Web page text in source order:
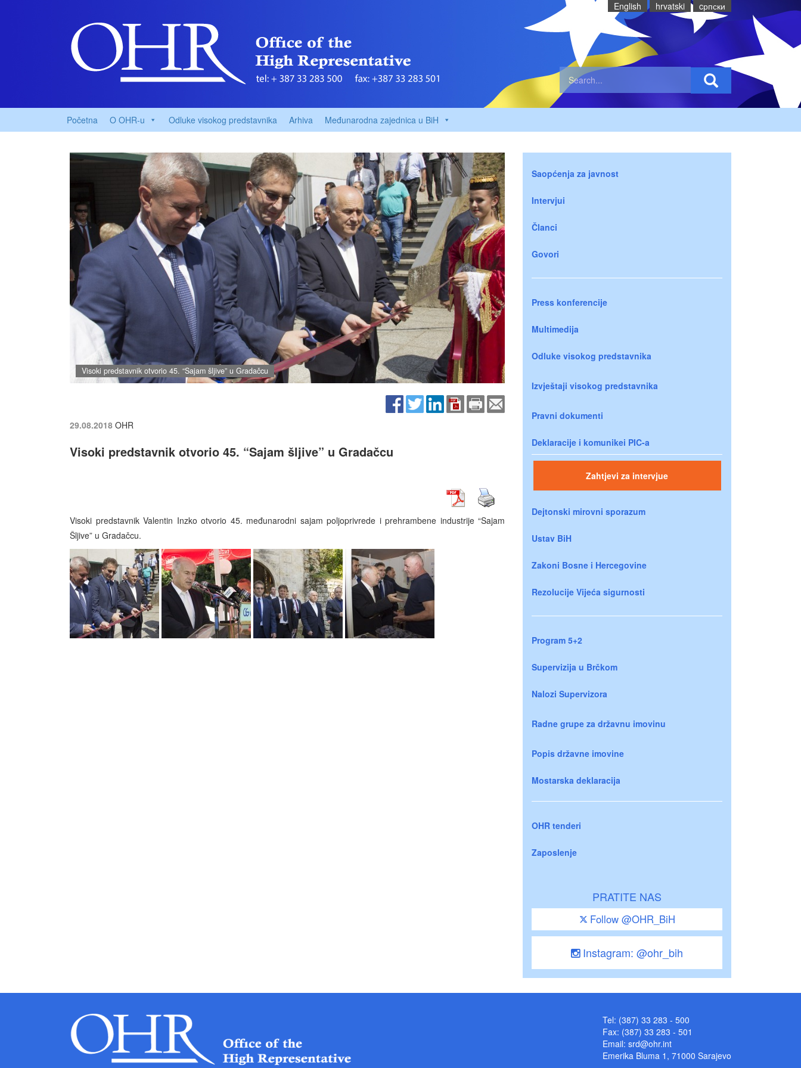
English hrvatski cрпски
Početna O OHR-u Odluke visokog predstavnika Arhiva Međunarodna zajednica u BiH
Visoki predstavnik otvorio 45. “Sajam šljive” u Gradačcu
29.08.2018 OHR
Visoki predstavnik otvorio 45. “Sajam šljive” u Gradačcu
Visoki predstavnik Valentin Inzko otvorio 45. međunarodni sajam poljoprivrede i prehrambene industrije “Sajam
Šljive” u Gradačcu.
Saopćenja za javnost
Intervjui
Članci
Govori
Press konferencije
Multimedija
Odluke visokog predstavnika
Izvještaji visokog predstavnika
Pravni dokumenti
Deklaracije i komunikei PIC-a
Zahtjevi za intervjue
Dejtonski mirovni sporazum
Ustav BiH
Zakoni Bosne i Hercegovine
Rezolucije Vijeća sigurnosti
Program 5+2
Supervizija u Brčkom
Nalozi Supervizora
Radne grupe za državnu imovinu
Popis državne imovine
Mostarska deklaracija
OHR tenderi
Zaposlenje
PRATITE NAS
Follow @OHR_BiH
Instagram: @ohr_bih
Tel: (387) 33 283 - 500
Fax: (387) 33 283 - 501
Email: srd@ohr.int
Emerika Bluma 1, 71000 Sarajevo